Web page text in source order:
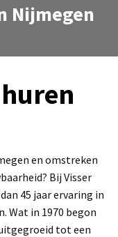
Nijmegen
en omstreken
Bij Visser
45 jaar ervaring in
Wat in 1970 begon
tot een